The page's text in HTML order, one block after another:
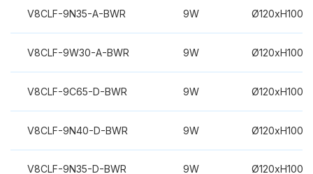
V8CLF-9N35-A-BWR 9W
V8CLF-9W30-A-BWR 9W
V8CLF-9C65-D-BWR 9W
V8CLF-9N40-D-BWR 9W
V8CLF-9N35-D-BWR 9W